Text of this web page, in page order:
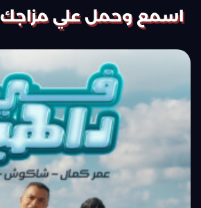
اسمع وحمل علي مزاجك